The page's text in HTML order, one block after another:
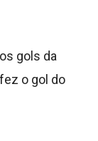
gols da
o gol do